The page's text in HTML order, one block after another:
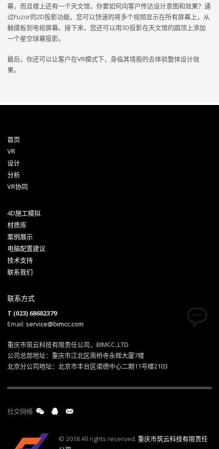
幕，而且楼上还有一个天文馆，你要如何向客户传达设计意图和效果？通
过Fuzor的2D投影功能，您可以快速的将多个视频显示在所有屏幕上，从
触摸板到电视屏幕。接下来，您还可以用3D投影在天文馆的圆顶上添加
一个星空球幕投影。
最后，你还可以让客户在VR模式下，身临其境般的去体验整体设计效
果。
首页
VR
设计
分析
VR协同
4D施工模拟
材质库
案例展示
电脑配置建议
技术支持
联系我们
联系方式
T (023) 68682379
Email: service@bimcc.com
重庆市筑云科技有限责任公司，BIMCC.,LTD
公司总部地址：重庆市江北区南桥寺永辉大厦7楼
北京分公司地址：北京市丰台区诺德中心二期11号楼2103
社交网络
© 2018 All rights reserved. 重庆市筑云科技有限责任